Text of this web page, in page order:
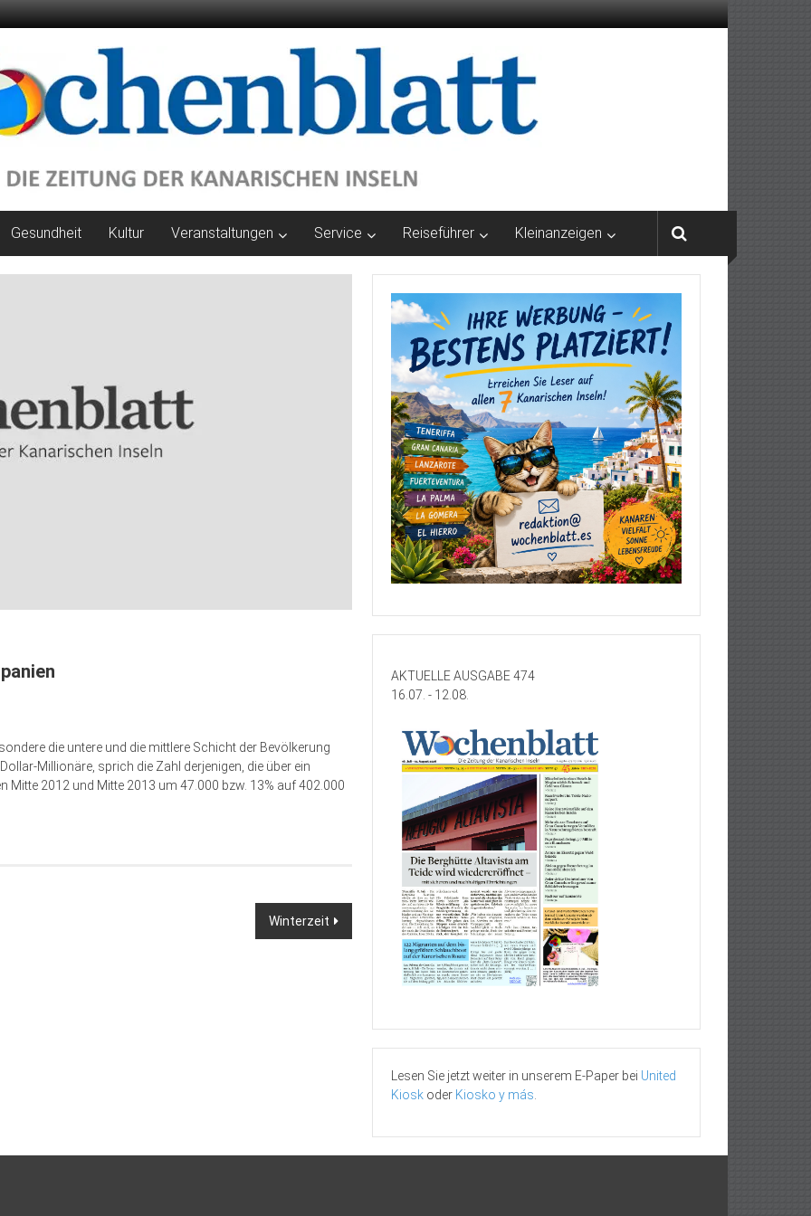
Gesundheit Kultur Veranstaltungen Service Reiseführer Kleinanzeigen
die untere und die mittlere Schicht der Bevölkerung
Millionäre, sprich die Zahl derjenigen, die über ein
2012 und Mitte 2013 um 47.000 bzw. 13% auf 402.000
Winterzeit
AKTUELLE AUSGABE 474
16.07. - 12.08.
Lesen Sie jetzt weiter in unserem E-Paper bei United
Kiosk oder Kiosko y más